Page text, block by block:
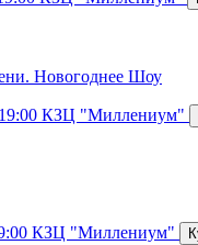
Новогоднее Шоу
КЗЦ "Миллениум"
КЗЦ "Миллениум"